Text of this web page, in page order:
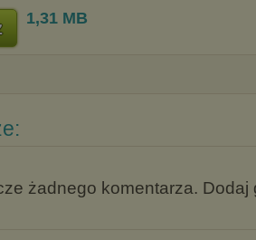
1,31 MB
żadnego komentarza. Dodaj